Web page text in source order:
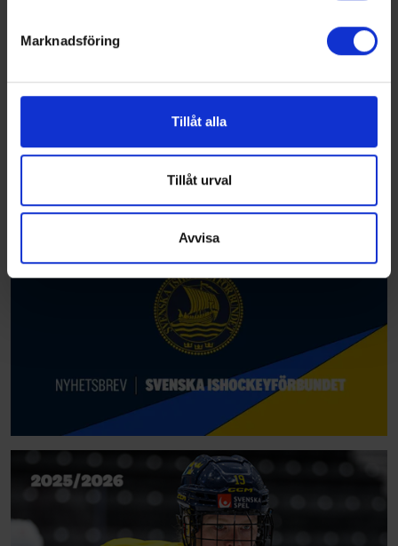
Vi använder enhetsidentifierare för att anpassa innehållet
för sociala medier och analysera vår trafik. Vi
vidarebefordrar även sådana identifierare och annan
annons- och analysföretag som vi samarbetar med.
Dessa kan i sin tur kombinera informationen med annan
samlat in när du har använt deras tjänster.
Marknadsföring
Tillåt alla
Tillåt urval
Avvisa